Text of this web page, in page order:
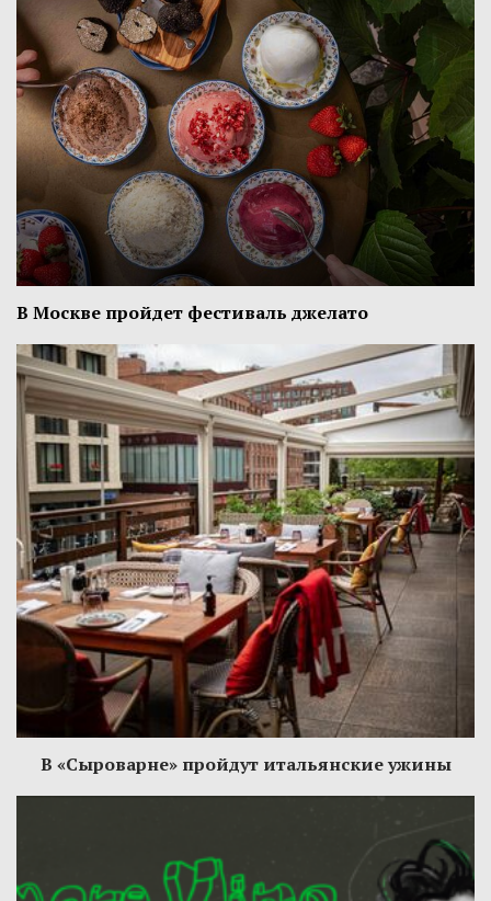
В Москве пройдет фестиваль джелато
В «Сыроварне» пройдут итальянские ужины